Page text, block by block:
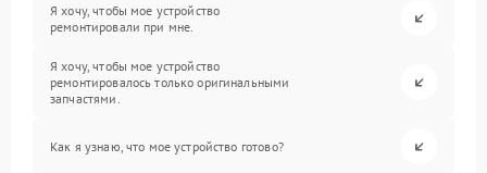
Я хочу, чтобы мое устройство
ремонтировали при мне.
Я хочу, чтобы мое устройство
ремонтировалось только оригинальными
запчастями.
Как я узнаю, что мое устройство готово?